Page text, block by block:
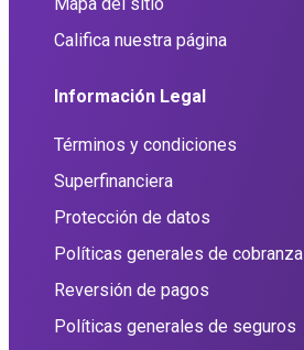
Califica nuestra página
Información Legal
Términos y condiciones
Superfinanciera
Protección de datos
Políticas generales de cobranza
Reversión de pagos
Políticas generales de seguros